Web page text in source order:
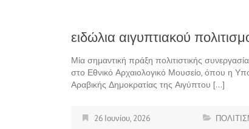
ειδώλια αιγυπτιακού
Μία σημαντική πράξη πολιτιστικής
στο Εθνικό Αρχαιολογικό Μουσείο, όπου η
Αραβικής Δημοκρατίας της Αιγύπτου […]
26 Ιουνίου, 2026